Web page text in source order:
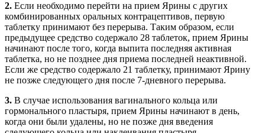
2. Если необходимо перейти на прием Ярины с других
комбинированных оральных контрацептивов, первую
таблетку принимают без перерыва. Таким образом, если
предыдущее средство содержало 28 таблеток, прием Ярины
начинают после того, когда выпита последняя активная
таблетка, но не позднее дня приема последней неактивной.
Если же средство содержало 21 таблетку, принимают Ярину
не позже следующего дня после 7-дневного перерыва.
3. В случае использования вагинального кольца или
гормонального пластыря, прием Ярины начинают в день,
когда они были удалены, но не позже дня введения